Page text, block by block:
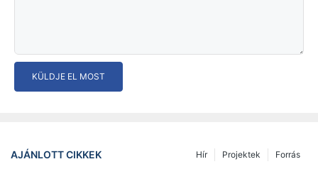
KÜLDJE EL MOST
AJÁNLOTT CIKKEK Forrás
Projektek
Hír